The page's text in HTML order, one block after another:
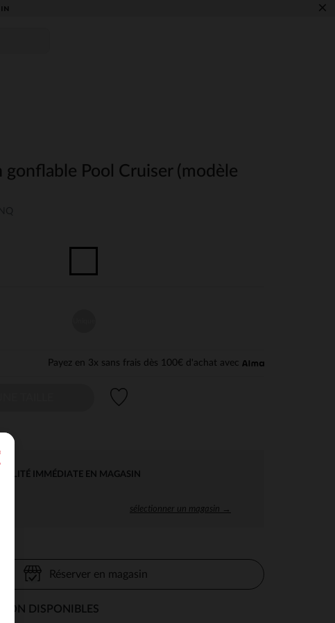
×
gonflable Pool Cruiser (modèle
Payez en 3x sans frais dès 100€ d'achat avec
IMMÉDIATE EN MAGASIN
sélectionner un magasin →
Réserver en magasin
DISPONIBLES